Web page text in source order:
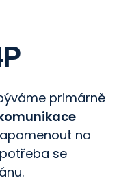
primárně
na
se